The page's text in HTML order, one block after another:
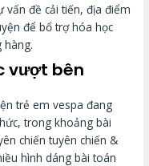
vấn đề cải tiến, địa điểm
để bổ trợ hóa học
hàng.
vượt bên
trẻ em vespa đang
trong khoảng bài
chiến tuyên chiến &
hình dáng bài toán